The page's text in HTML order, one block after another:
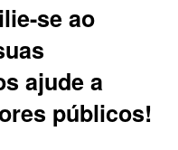
se ao
ajude a
públicos!